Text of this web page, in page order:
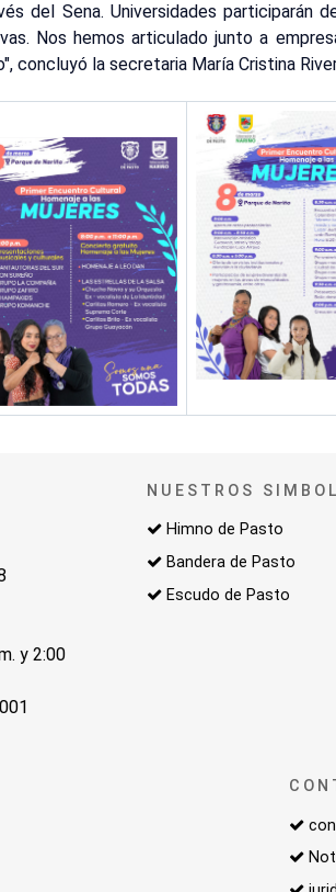
del Sena. Universidades participarán
Nos hemos articulado junto a
concluyó la secretaria María Cristina
y 2:00
NUESTROS
Himno de Pasto
Bandera de Pasto
Escudo de Pasto